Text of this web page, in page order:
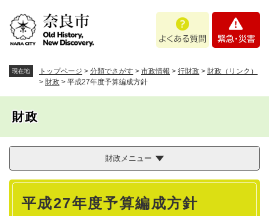
あ
問
・
現在地 トップページ > 分類でさがす > 市政情報 > 行財政 > 財政（リンク）
> 財政 > 平成27年度予算編成方針
財政
財政メニュー
本
平成27年度予算編成方針